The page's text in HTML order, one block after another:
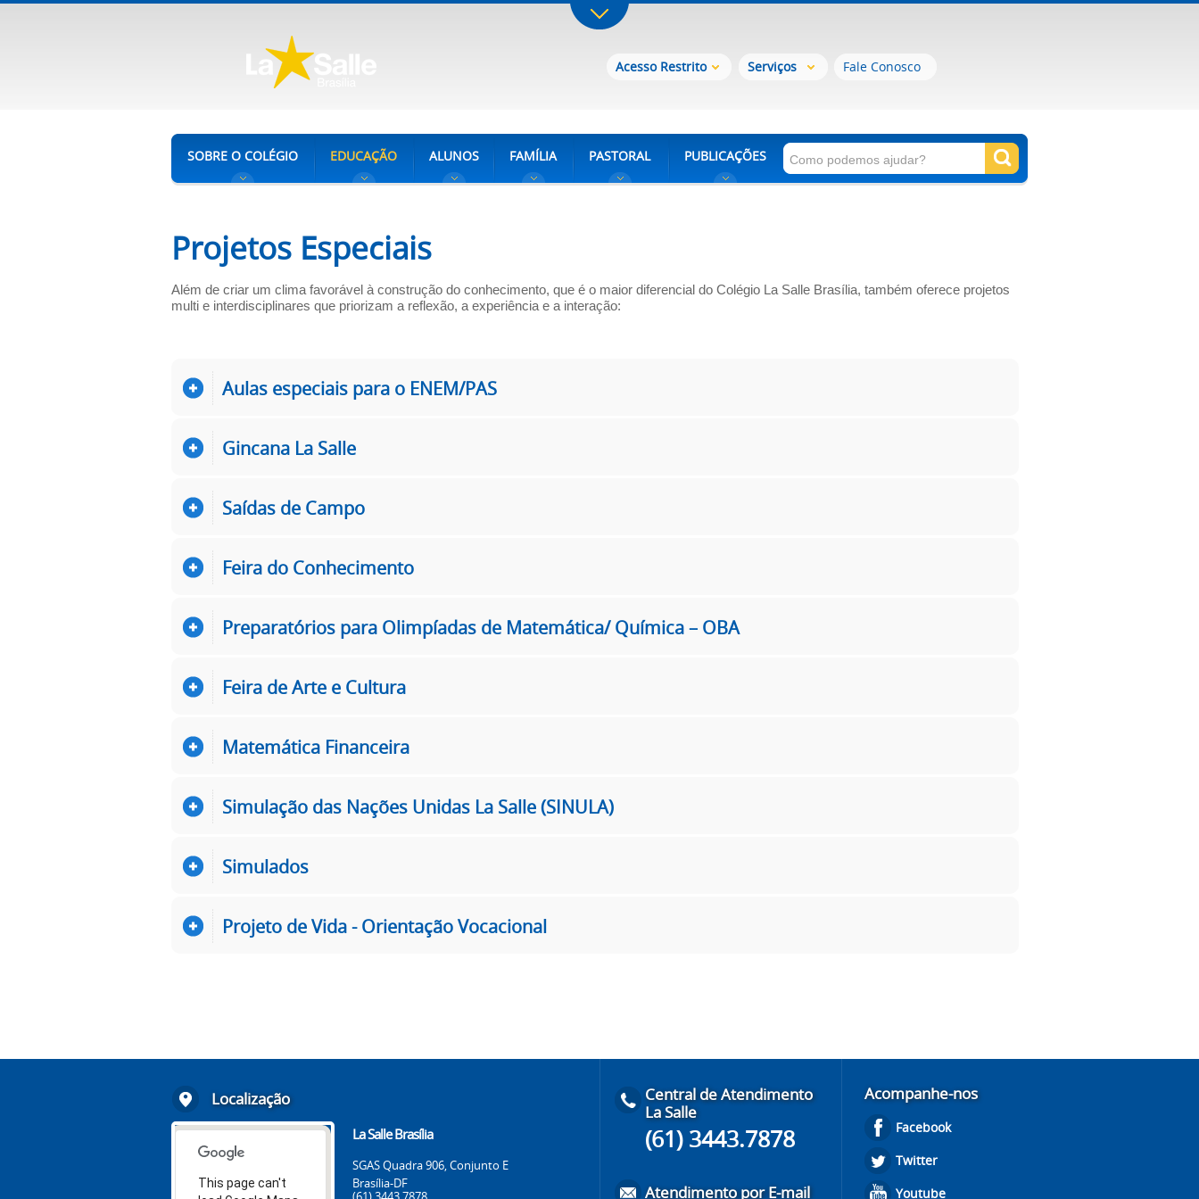
Acesso Restrito Serviços Fale Conosco
SOBRE O COLÉGIO EDUCAÇÃO ALUNOS FAMÍLIA PASTORAL PUBLICAÇÕES
Projetos Especiais
Além de criar um clima favorável à construção do conhecimento, que é o maior diferencial do Colégio La Salle Brasília, também oferece projetos
multi e interdisciplinares que priorizam a reflexão, a experiência e a interação:
Aulas especiais para o ENEM/PAS
Gincana La Salle
Saídas de Campo
Feira do Conhecimento
Preparatórios para Olimpíadas de Matemática/ Química – OBA
Feira de Arte e Cultura
Matemática Financeira
Simulação das Nações Unidas La Salle (SINULA)
Simulados
Projeto de Vida - Orientação Vocacional
Localização
This page can't
La Salle Brasília
SGAS Quadra 906, Conjunto E
Brasília-DF
Central de Atendimento
La Salle
(61) 3443.7878
Atendimento por E-mail
Acompanhe-nos
Facebook
Twitter
Youtube